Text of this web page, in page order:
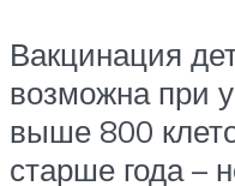
Вакцинация
возможна при
выше 800
старше года –